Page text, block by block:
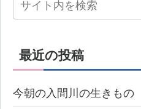
最近の投稿
今朝の入間川の生きもの